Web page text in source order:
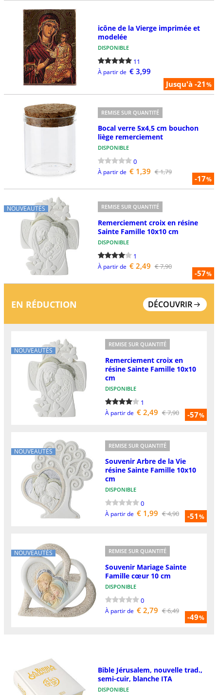
Jusqu'à -21%
icône de la Vierge imprimée et
modelée
DISPONIBLE
11
À partir de € 3,99
-17%
REMISE SUR QUANTITÉ
Bocal verre 5x4,5 cm bouchon
liège remerciement
DISPONIBLE
0
À partir de € 1,39 € 1,79
NOUVEAUTÉS
-57%
REMISE SUR QUANTITÉ
Remerciement croix en résine
Sainte Famille 10x10 cm
DISPONIBLE
1
À partir de € 2,49 € 7,90
EN RÉDUCTION DÉCOUVRIR
NOUVEAUTÉS
-57%
REMISE SUR QUANTITÉ
Remerciement croix en
résine Sainte Famille 10x10
cm
DISPONIBLE
1
À partir de € 2,49 € 7,90
NOUVEAUTÉS
-51%
REMISE SUR QUANTITÉ
Souvenir Arbre de la Vie
résine Sainte Famille 10x10
cm
DISPONIBLE
0
À partir de € 1,99 € 4,90
NOUVEAUTÉS
-49%
REMISE SUR QUANTITÉ
Souvenir Mariage Sainte
Famille cœur 10 cm
DISPONIBLE
0
À partir de € 2,79 € 6,49
Bible Jérusalem, nouvelle trad.,
semi-cuir, blanche ITA
DISPONIBLE